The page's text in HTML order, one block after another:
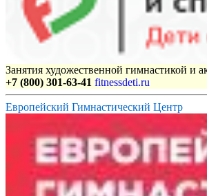
Занятия художественной гимнастикой и
+7 (800) 301-63-41 fitnessdeti.ru
Европейский Гимнастический Центр